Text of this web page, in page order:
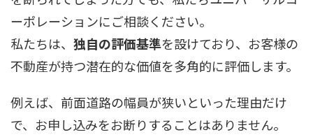
ーポレーションにご相談ください。
私たちは、 独自の評価基準を設けており、お客様の
不動産が持つ潜在的な価値を多角的に評価します。
例えば、前面道路の幅員が狭いといった理由だけ
で、お申し込みをお断りすることはありません。